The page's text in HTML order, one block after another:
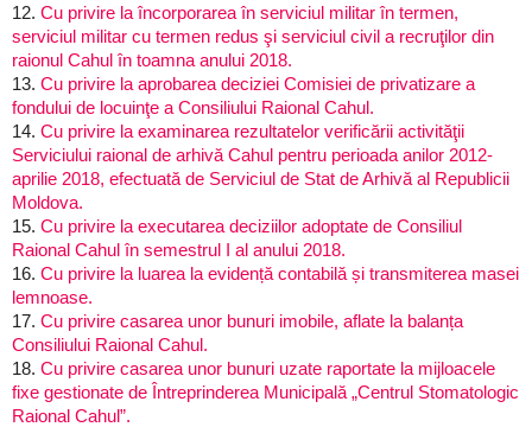
12. Cu privire la încorporarea în serviciul militar în termen,
serviciul militar cu termen redus şi serviciul civil a recruţilor din
raionul Cahul în toamna anului 2018.
13. Cu privire la aprobarea deciziei Comisiei de privatizare a
fondului de locuinţe a Consiliului Raional Cahul.
14. Cu privire la examinarea rezultatelor verificării activităţii
Serviciului raional de arhivă Cahul pentru perioada anilor 2012-
aprilie 2018, efectuată de Serviciul de Stat de Arhivă al Republicii
Moldova.
15. Cu privire la executarea deciziilor adoptate de Consiliul
Raional Cahul în semestrul I al anului 2018.
16. Cu privire la luarea la evidență contabilă și transmiterea masei
lemnoase.
17. Cu privire casarea unor bunuri imobile, aflate la balanța
Consiliului Raional Cahul.
18. Cu privire casarea unor bunuri uzate raportate la mijloacele
fixe gestionate de Întreprinderea Municipală „Centrul Stomatologic
Raional Cahul”.